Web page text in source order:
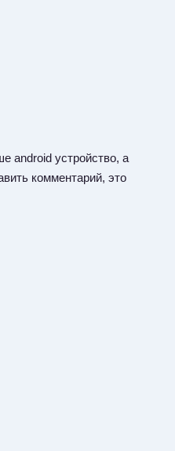
android устройство, а
комментарий, это